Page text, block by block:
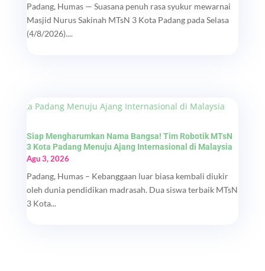
Padang, Humas — Suasana penuh rasa syukur mewarnai
Masjid Nurus Sakinah MTsN 3 Kota Padang pada Selasa
(4/8/2026)....
Siap Mengharumkan Nama Bangsa! Tim Robotik MTsN
3 Kota Padang Menuju Ajang Internasional di Malaysia
Agu 3, 2026
Padang, Humas – Kebanggaan luar biasa kembali diukir
oleh dunia pendidikan madrasah. Dua siswa terbaik MTsN
3 Kota...